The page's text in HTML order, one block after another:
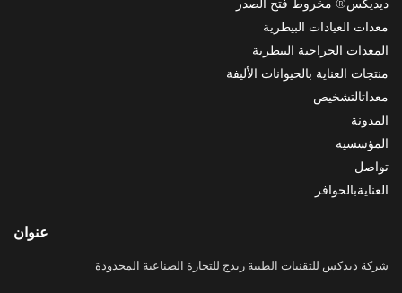
معدات العيادات البيطرية
المعدات الجراحية البيطرية
منتجات العناية بالحيوانات الأليفة
معداتالتشخيص
المدونة
المؤسسية
تواصل
العنايةبالحوافر
عنوان
شركة ديدكس للتقنيات الطبية ريدج للتجارة الصناعية المحدودة